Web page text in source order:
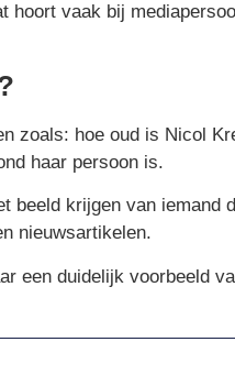
hoort vaak bij
zoals: hoe oud is Nicol
haar persoon is.
beeld krijgen van iemand
nieuwsartikelen.
een duidelijk voorbeeld